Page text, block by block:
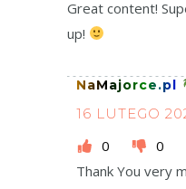
Great content!
up!
NaMajorce.pl
16 LUTEGO
0
0
Thank You very